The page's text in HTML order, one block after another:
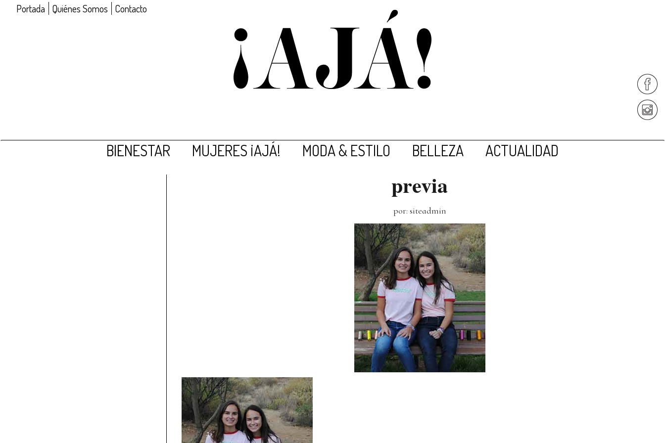
Portada Quiénes Somos Contacto
BIENESTAR MUJERES ¡AJÁ! MODA & ESTILO BELLEZA ACTUALIDAD
previa
por: siteadmin